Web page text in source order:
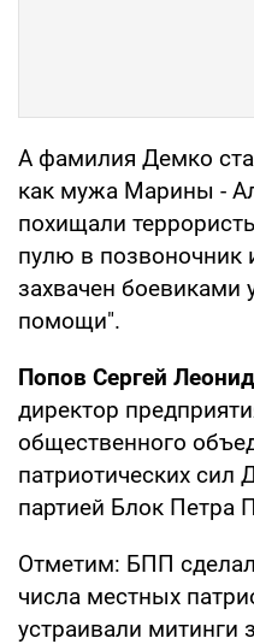
А фамилия Демко
как мужа Марины -
похищали
пулю в позвоночник
захвачен
помощи".
Попов Сергей
директор
общественного
патриотических сил
партией Блок Петра
Отметим: БПП
числа местных
устраивали митинги